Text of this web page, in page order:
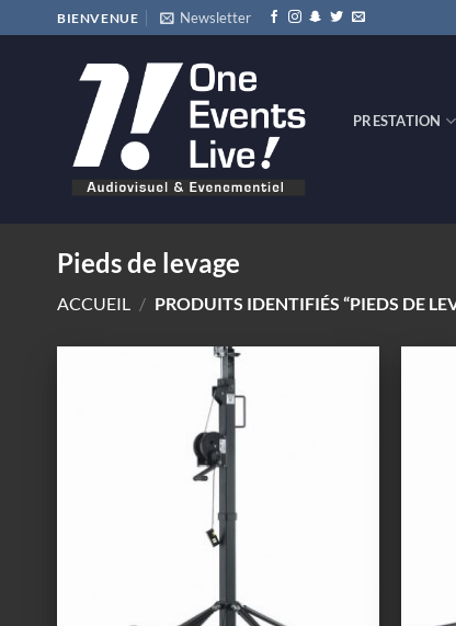
au
BIENVENUE Newsletter
PRESTATION
Pieds de levage
ACCUEIL / PRODUITS IDENTIFIÉS “PIEDS DE